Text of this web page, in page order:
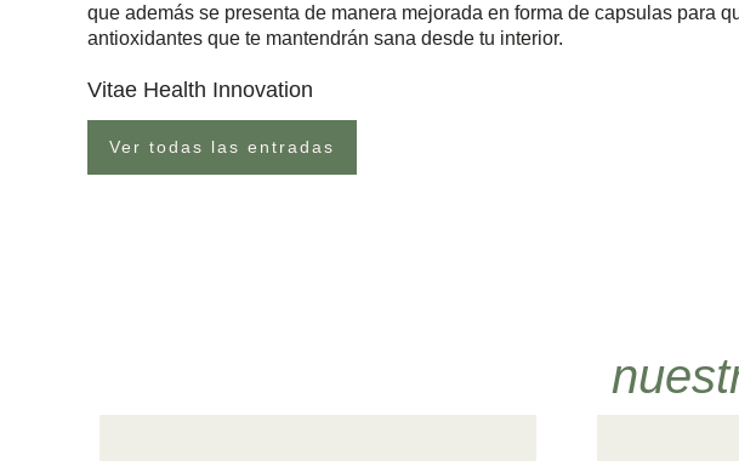
que además se presenta de manera mejorada en forma de capsulas para
antioxidantes que te mantendrán sana desde tu interior.
Vitae Health Innovation
Ver todas las entradas